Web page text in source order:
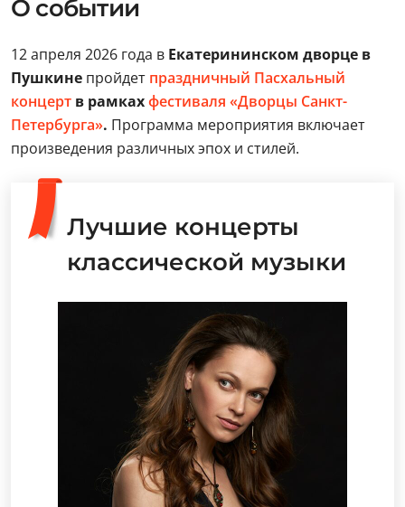
О событии
12 апреля 2026 года в Екатерининском дворце в
Пушкине пройдет праздничный Пасхальный
концерт в рамкахфестиваля «Дворцы Санкт-
Петербурга». Программа мероприятия включает
произведения различных эпох и стилей.
Лучшие концерты
классической музыки